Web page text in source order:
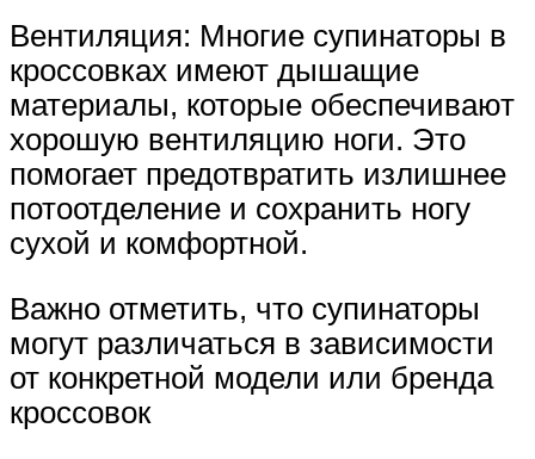
Вентиляция: Многие супинаторы в
кроссовках имеют дышащие
материалы, которые обеспечивают
хорошую вентиляцию ноги. Это
помогает предотвратить излишнее
потоотделение и сохранить ногу
сухой и комфортной.
Важно отметить, что супинаторы
могут различаться в зависимости
от конкретной модели или бренда
кроссовок